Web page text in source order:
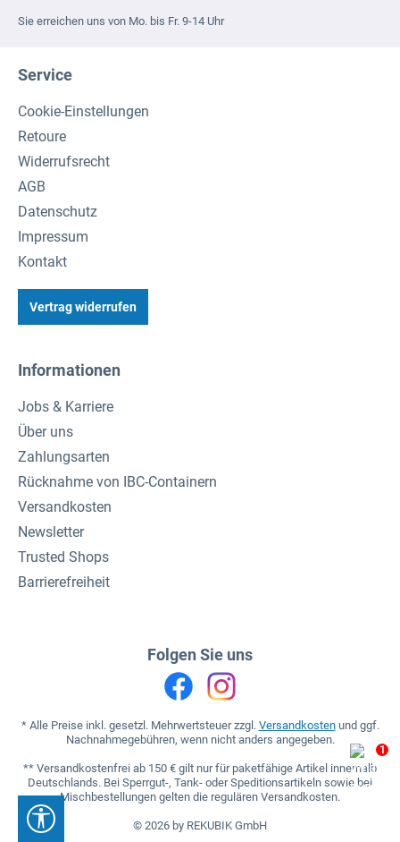
Sie erreichen uns von Mo. bis Fr. 9-14 Uhr
Service
Cookie-Einstellungen
Retoure
Widerrufsrecht
AGB
Datenschutz
Impressum
Kontakt
Vertrag widerrufen
Informationen
Jobs & Karriere
Über uns
Zahlungsarten
Rücknahme von IBC-Containern
Versandkosten
Newsletter
Trusted Shops
Barrierefreiheit
Folgen Sie uns
* Alle Preise inkl. gesetzl. Mehrwertsteuer zzgl. Versandkostenund ggf.
Nachnahmegebühren, wenn nicht anders angegeben.
** Versandkostenfrei ab 150 € gilt nur für paketfähige Artikel innerhalb
Deutschlands. Bei Sperrgut-, Tank- oder Speditionsartikeln sowie bei
Mischbestellungen gelten die regulären Versandkosten.
© 2026 by REKUBIK GmbH
Werkzeugleiste anzeigen
1